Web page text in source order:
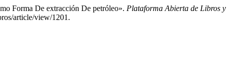
Forma De extracción De petróleo». Plataforma Abierta de Libros y
article/view/1201.